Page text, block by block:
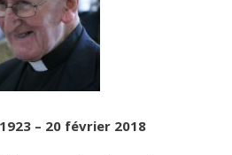
– 20 février 2018